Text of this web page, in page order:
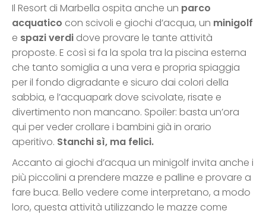
Il Resort di Marbella ospita anche un parco
acquatico con scivoli e giochi d’acqua, un minigolf
e spazi verdi dove provare le tante attività
proposte. E così si fa la spola tra la piscina esterna
che tanto somiglia a una vera e propria spiaggia
per il fondo digradante e sicuro dai colori della
sabbia, e l’acquapark dove scivolate, risate e
divertimento non mancano. Spoiler: basta un’ora
qui per veder crollare i bambini già in orario
aperitivo. Stanchi sì, ma felici.
Accanto ai giochi d’acqua un minigolf invita anche i
più piccolini a prendere mazze e palline e provare a
fare buca. Bello vedere come interpretano, a modo
loro, questa attività utilizzando le mazze come